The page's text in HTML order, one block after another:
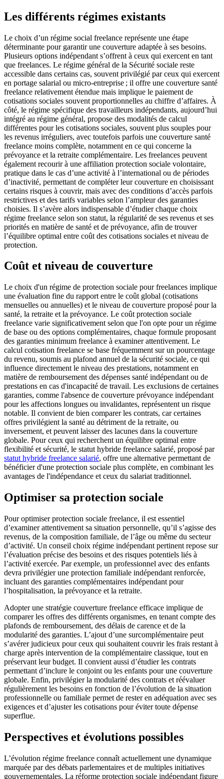
Les différents régimes existants
Le choix d’un régime social freelance représente une étape
déterminante pour garantir une couverture adaptée à ses besoins.
Plusieurs options indépendant s’offrent à ceux qui exercent en tant
que freelances. Le régime général de la Sécurité sociale reste
accessible dans certains cas, souvent privilégié par ceux qui exercent
en portage salarial ou micro-entreprise ; il offre une couverture santé
freelance relativement étendue mais implique le paiement de
cotisations sociales souvent proportionnelles au chiffre d’affaires. À
côté, le régime spécifique des travailleurs indépendants, aujourd’hui
intégré au régime général, propose des modalités de calcul
différentes pour les cotisations sociales, souvent plus souples pour
les revenus irréguliers, avec toutefois parfois une couverture santé
freelance moins complète, notamment en ce qui concerne la
prévoyance et la retraite complémentaire. Les freelances peuvent
également recourir à une affiliation protection sociale volontaire,
pratique dans le cas d’une activité à l’international ou de périodes
d’inactivité, permettant de compléter leur couverture en choisissant
certains risques à couvrir, mais avec des conditions d’accès parfois
restrictives et des tarifs variables selon l’ampleur des garanties
choisies. Il s’avère alors indispensable d’étudier chaque choix
régime freelance selon son statut, la régularité de ses revenus et ses
priorités en matière de santé et de prévoyance, afin de trouver
l’équilibre optimal entre coût des cotisations sociales et niveau de
protection.
Coût et niveau de couverture
Le choix d'un régime de protection sociale pour freelances implique
une évaluation fine du rapport entre le coût global (cotisations
mensuelles ou annuelles) et le niveau de couverture proposé pour la
santé, la retraite et la prévoyance. Le coût protection sociale
freelance varie significativement selon que l'on opte pour un régime
de base ou des options complémentaires, chaque formule proposant
des garanties minimum freelance à examiner attentivement. Le
calcul cotisation freelance se base fréquemment sur un pourcentage
du revenu, soumis au plafond annuel de la sécurité sociale, ce qui
influence directement le niveau des prestations, notamment en
matière de remboursement des dépenses santé indépendant ou de
prestations en cas d'incapacité de travail. Les exclusions de certaines
garanties, comme l'absence de couverture prévoyance indépendant
pour les affections longues ou invalidantes, représentent un risque
notable. Il convient de bien comparer les contrats, car certaines
offres privilégient la santé au détriment de la retraite, ou
inversement, et peuvent laisser des lacunes dans la couverture
globale. Pour ceux qui recherchent un équilibre optimal entre
flexibilité et sécurité, le statut hybride freelance salarié, proposé par
statut hybride freelance salarié, offre une alternative permettant de
bénéficier d'une protection sociale plus complète, en combinant les
avantages de l'indépendance et ceux du salariat traditionnel.
Optimiser sa protection sociale
Pour optimiser protection sociale freelance, il est essentiel
d’examiner attentivement sa situation personnelle, qu’il s’agisse des
revenus, de la composition familiale, de l’âge ou même du secteur
d’activité. Un conseil choix régime indépendant pertinent repose sur
l’évaluation précise des besoins et des risques potentiels liés à
l’activité exercée. Par exemple, un professionnel avec des enfants
devra privilégier une protection familiale indépendant renforcée,
incluant des garanties complémentaires indépendant pour
l’hospitalisation, la prévoyance et la retraite.
Adopter une stratégie couverture freelance efficace implique de
comparer les offres des différents organismes, en tenant compte des
plafonds de remboursement, des délais de carence et de la
modularité des garanties. L’ajout d’une surcomplémentaire peut
s’avérer judicieux pour ceux qui souhaitent couvrir les frais restant à
charge après intervention de la complémentaire classique, tout en
préservant leur budget. Il convient aussi d’étudier les contrats
permettant d’inclure le conjoint ou les enfants pour une couverture
globale. Enfin, privilégier la modularité des contrats et réévaluer
régulièrement les besoins en fonction de l’évolution de la situation
professionnelle ou familiale permet de rester en adéquation avec ses
exigences et d’ajuster les cotisations pour éviter toute dépense
superflue.
Perspectives et évolutions possibles
L’évolution régime freelance connaît actuellement une dynamique
marquée par des débats parlementaires et de multiples initiatives
gouvernementales. La réforme protection sociale indépendant figure